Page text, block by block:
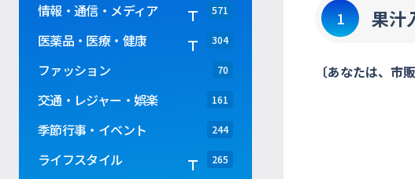
情報・通信・メディア 571
医薬品・医療・健康 304
ファッション 70
交通・レジャー・娯楽 161
季節行事・イベント 244
ライフスタイル 265
1 果汁
〔あなたは、市